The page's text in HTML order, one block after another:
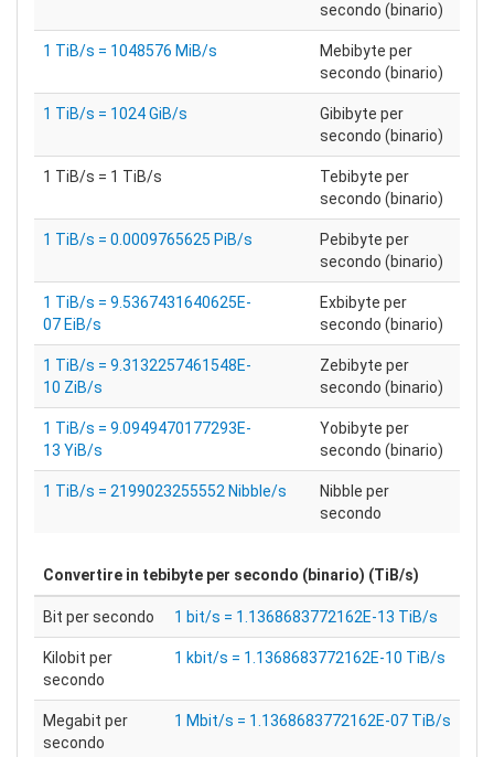
secondo (binario)
1 TiB/s = 1048576 MiB/s
Mebibyte per
secondo (binario)
1 TiB/s = 1024 GiB/s
Gibibyte per
secondo (binario)
1 TiB/s = 1 TiB/s
Tebibyte per
secondo (binario)
1 TiB/s = 0.0009765625 PiB/s
Pebibyte per
secondo (binario)
1 TiB/s = 9.5367431640625E-
07 EiB/s
Exbibyte per
secondo (binario)
1 TiB/s = 9.3132257461548E-
10 ZiB/s
Zebibyte per
secondo (binario)
1 TiB/s = 9.0949470177293E-
13 YiB/s
Yobibyte per
secondo (binario)
1 TiB/s = 2199023255552 Nibble/s
Nibble per
secondo
Convertire in tebibyte per secondo (binario) (TiB/s)
Bit per secondo 1 bit/s = 1.1368683772162E-13 TiB/s
Kilobit per
secondo
1 kbit/s = 1.1368683772162E-10 TiB/s
Megabit per
secondo
1 Mbit/s = 1.1368683772162E-07 TiB/s